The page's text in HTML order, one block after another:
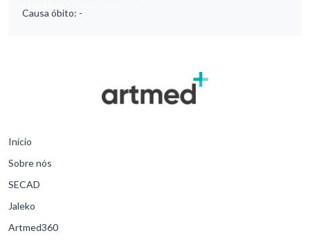
Causa óbito: -
Início
Sobre nós
SECAD
Jaleko
Artmed360